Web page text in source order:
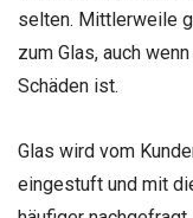
selten. Mittlerweile
zum Glas, auch
Schäden ist.
Glas wird vom
eingestuft und mit